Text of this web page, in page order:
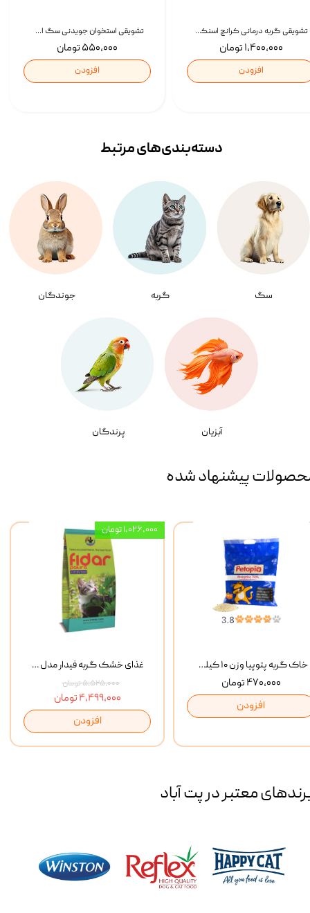
تشویقی استخوان جویدنی سگ اسنکی کرانچی با طعم مرغ Snacky Crunchy Munchy وزن 100 گرم
۵۵۰,۰۰۰ تومان
افزودن
تشویقی گربه درمانی کرانچ اسنکی با طعم میکس Snacky Crunch Cat Treats وزن 60 گرم بسته 4 عددی
۱,۴۰۰,۰۰۰ تومان
افزودن
سگ گربه جوندگان
آبزیان پرندگان
دسته‌بندی‌‌های مرتبط
پیشنهاد شده
غذای خشک گربه فیدار مدل Adult وزن 10 کیلوگرم
۵,۵۲۵,۰۰۰ تومان
۴,۴۹۹,۰۰۰ تومان
افزودن
۱,۰۲۶,۰۰۰ تومان
خاک گربه پتوپیا وزن ۱۰ کیلوگرم
۴۷۰,۰۰۰ تومان
افزودن
معتبر در پت آباد